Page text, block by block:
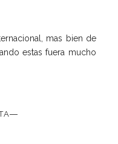
mas bien de
estas fuera mucho